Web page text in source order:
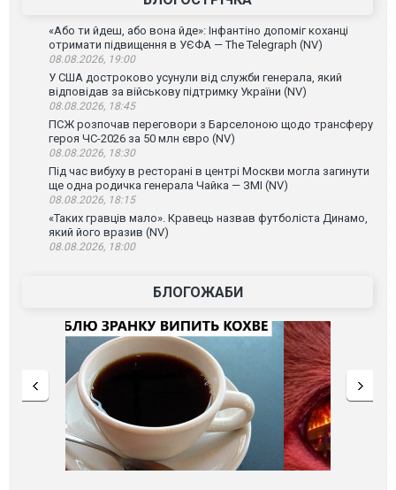
«Або ти йдеш, або вона йде»: Інфантіно допоміг коханці
отримати підвищення в УЄФА — The Telegraph (NV)
08.08.2026, 19:00
У США достроково усунули від служби генерала, який
відповідав за військову підтримку України (NV)
08.08.2026, 18:45
ПСЖ розпочав переговори з Барселоною щодо трансферу
героя ЧС-2026 за 50 млн євро (NV)
08.08.2026, 18:30
Під час вибуху в ресторані в центрі Москви могла загинути
ще одна родичка генерала Чайка — ЗМІ (NV)
08.08.2026, 18:15
«Таких гравців мало». Кравець назвав футболіста Динамо,
який його вразив (NV)
08.08.2026, 18:00
БЛОГОЖАБИ